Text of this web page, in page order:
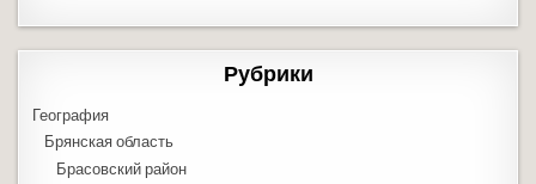
Рубрики
География
Брянская область
Брасовский район